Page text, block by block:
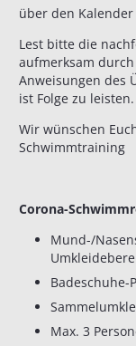
über den
Lest bitte die
aufmerksam
Anweisungen des
ist Folge zu leisten.
Wir wünschen
Schwimmtraining
Corona-
Mund-/
Badeschuhe-
Max. 3